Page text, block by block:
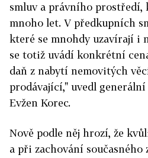
smluv a právního prostředí,
mnoho let. V předkupních
které se mnohdy uzavírají i
se totiž uvádí konkrétní
daň z nabytí nemovitých
prodávající," uvedl
Evžen Korec.
Nově podle něj hrozí, že
a při zachování